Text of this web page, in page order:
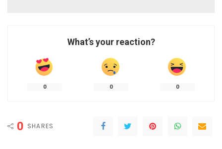
What’s your reaction?
0 0 0
0 SHARES